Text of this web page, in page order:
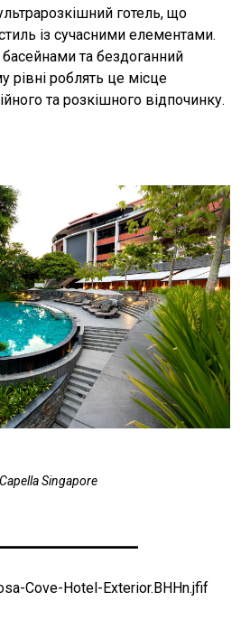
готель, що
із сучасними елементами.
та бездоганний
рівні роблять це місце
та розкішного відпочинку.
Capella Singapore